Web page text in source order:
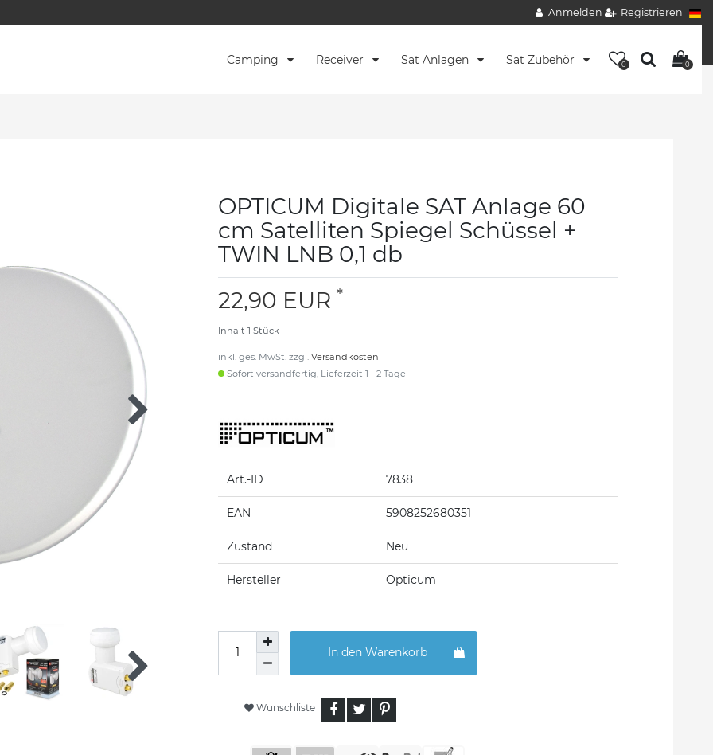
Anmelden Registrieren
Camping Receiver Sat Anlagen Sat Zubehör 0 0
OPTICUM Digitale SAT Anlage 60
cm Satelliten Spiegel Schüssel +
TWIN LNB 0,1 db
22,90 EUR *
Inhalt 1 Stück
inkl. ges. MwSt. zzgl. Versandkosten
Sofort versandfertig, Lieferzeit 1 - 2 Tage
Art.-ID 7838
EAN 5908252680351
Zustand Neu
Hersteller Opticum
In den Warenkorb
Wunschliste